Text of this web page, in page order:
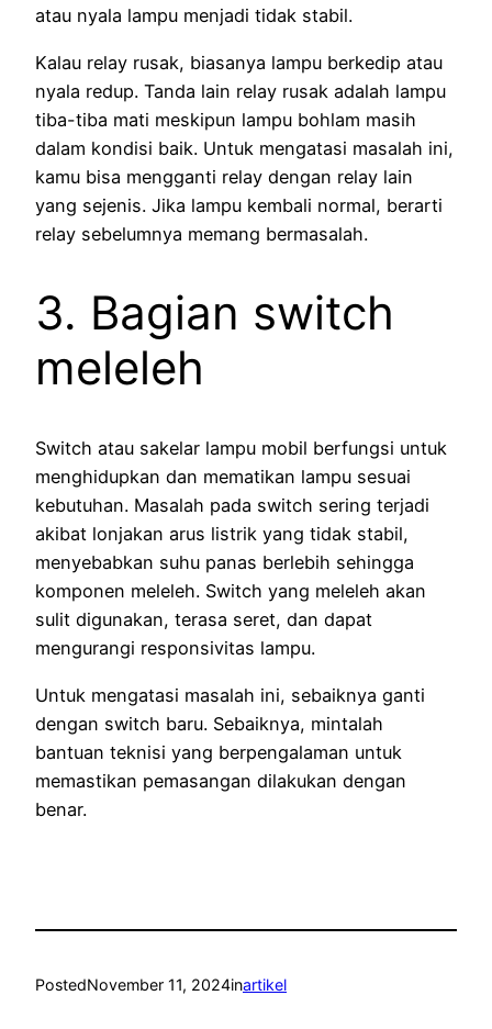
atau nyala lampu menjadi tidak stabil.
Kalau relay rusak, biasanya lampu berkedip atau
nyala redup. Tanda lain relay rusak adalah lampu
tiba-tiba mati meskipun lampu bohlam masih
dalam kondisi baik. Untuk mengatasi masalah ini,
kamu bisa mengganti relay dengan relay lain
yang sejenis. Jika lampu kembali normal, berarti
relay sebelumnya memang bermasalah.
3. Bagian switch
meleleh
Switch atau sakelar lampu mobil berfungsi untuk
menghidupkan dan mematikan lampu sesuai
kebutuhan. Masalah pada switch sering terjadi
akibat lonjakan arus listrik yang tidak stabil,
menyebabkan suhu panas berlebih sehingga
komponen meleleh. Switch yang meleleh akan
sulit digunakan, terasa seret, dan dapat
mengurangi responsivitas lampu.
Untuk mengatasi masalah ini, sebaiknya ganti
dengan switch baru. Sebaiknya, mintalah
bantuan teknisi yang berpengalaman untuk
memastikan pemasangan dilakukan dengan
benar.
PostedNovember 11, 2024inartikel